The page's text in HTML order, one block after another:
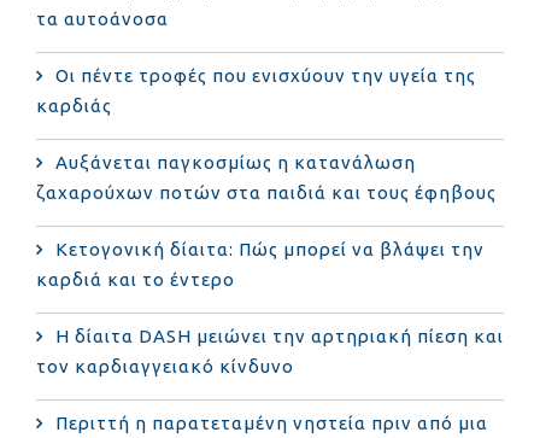
τα αυτοάνοσα
Οι πέντε τροφές που ενισχύουν την υγεία της
καρδιάς
Αυξάνεται παγκοσμίως η κατανάλωση
ζαχαρούχων ποτών στα παιδιά και τους έφηβους
Κετογονική δίαιτα: Πώς μπορεί να βλάψει την
καρδιά και το έντερο
Η δίαιτα DASH μειώνει την αρτηριακή πίεση και
τον καρδιαγγειακό κίνδυνο
Περιττή η παρατεταμένη νηστεία πριν από μια